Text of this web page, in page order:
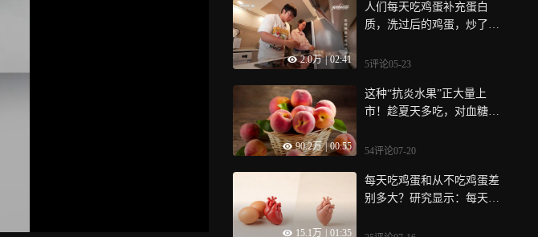
2.0万 | 02:41
人们每天吃鸡蛋补充蛋白
质，洗过后的鸡蛋，炒了吃
5评论05-23
90.2万 | 00:55
这种“抗炎水果”正大量上
市！趁夏天多吃，对血糖还
54评论07-20
15.1万 01:35
每天吃鸡蛋和从不吃鸡蛋差
别多大？研究显示：每天
8%